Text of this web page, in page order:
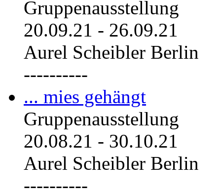
Gruppenausstellung
20.09.21 - 26.09.21
Aurel Scheibler Berlin
----------
... mies gehängt
Gruppenausstellung
20.08.21 - 30.10.21
Aurel Scheibler Berlin
----------